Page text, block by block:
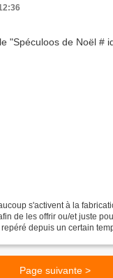
s'activent à la
de les offrir ou/et juste
depuis un certain
Page suivante >